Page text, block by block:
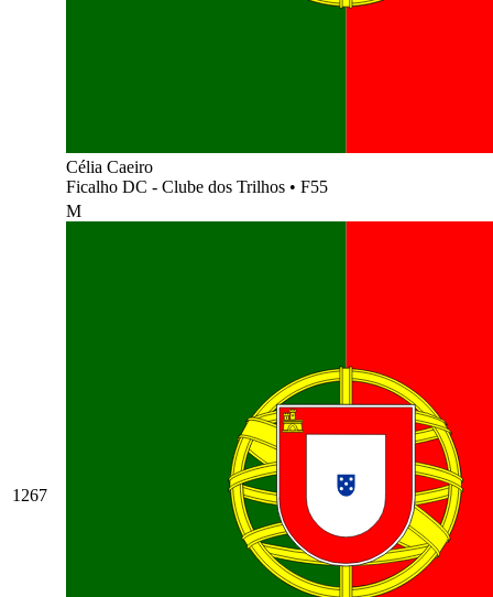
Célia Caeiro
Ficalho DC - Clube dos Trilhos • F55
1267
M